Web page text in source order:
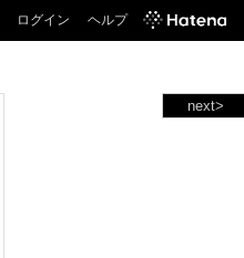
ログイン ヘルプ
next>